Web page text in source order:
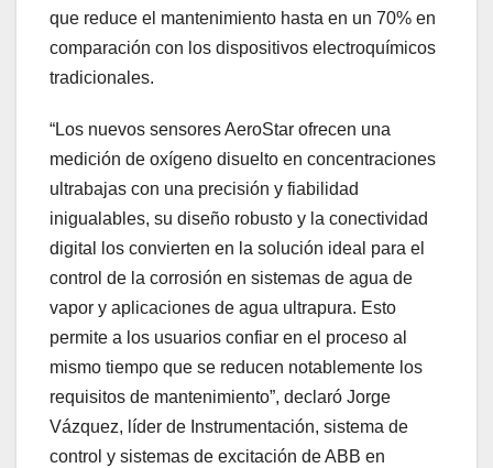
que reduce el mantenimiento hasta en un 70% en
comparación con los dispositivos electroquímicos
tradicionales.
“Los nuevos sensores AeroStar ofrecen una
medición de oxígeno disuelto en concentraciones
ultrabajas con una precisión y fiabilidad
inigualables, su diseño robusto y la conectividad
digital los convierten en la solución ideal para el
control de la corrosión en sistemas de agua de
vapor y aplicaciones de agua ultrapura. Esto
permite a los usuarios confiar en el proceso al
mismo tiempo que se reducen notablemente los
requisitos de mantenimiento”, declaró Jorge
Vázquez, líder de Instrumentación, sistema de
control y sistemas de excitación de ABB en